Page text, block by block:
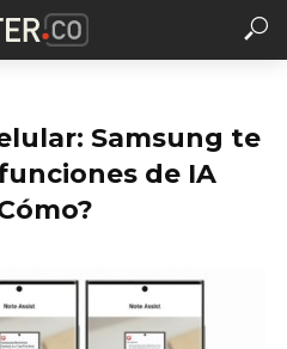
Samsung te
de IA